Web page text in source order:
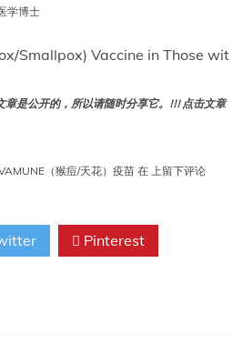
学博士
Smallpox) Vaccine in Those wit
章是公开的，所以请随时分享它。!!! 点击文章
（猴痘/天花）疫苗 在 过
疫
能
上留下评论
Pinterest